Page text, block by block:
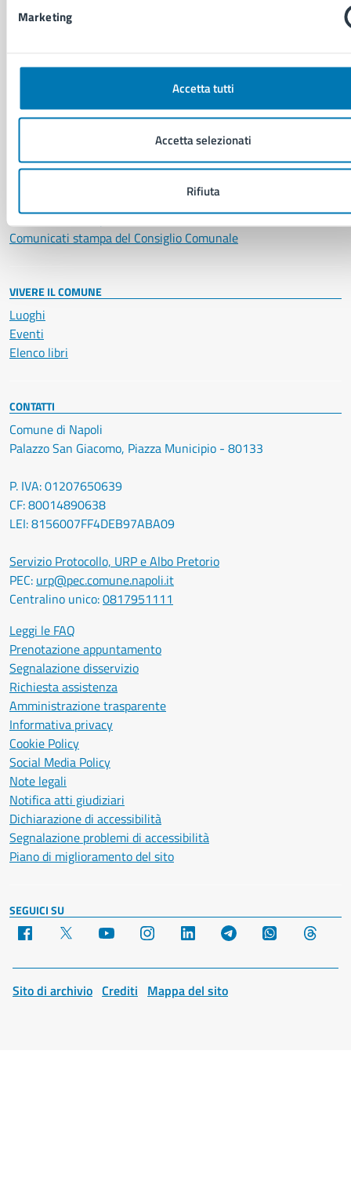
Marketing
Accetta tutti
Accetta selezionati
Rifiuta
Giustizia e sicurezza pubblica
Imprese e commercio
Servizi Cimiteriali
Notizie
Comunicati stampa della Giunta Comunale
Comunicati stampa del Consiglio Comunale
VIVERE IL COMUNE
Luoghi
Eventi
Elenco libri
CONTATTI
Comune di Napoli
Palazzo San Giacomo, Piazza Municipio - 80133
P. IVA: 01207650639
CF: 80014890638
LEI: 8156007FF4DEB97ABA09
Servizio Protocollo, URP e Albo Pretorio
PEC: urp@pec.comune.napoli.it
Centralino unico:0817951111
Leggi le FAQ
Prenotazione appuntamento
Segnalazione disservizio
Richiesta assistenza
Amministrazione trasparente
Informativa privacy
Cookie Policy
Social Media Policy
Note legali
Notifica atti giudiziari
Dichiarazione di accessibilità
Segnalazione problemi di accessibilità
Piano di miglioramento del sito
SEGUICI SU
Facebook YouTube Instagram LinkedIn Telegram WhatsApp
Sito di archivio Crediti Mappa del sito